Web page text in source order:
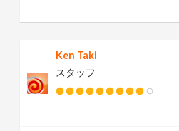
Ken Taki
スタッフ